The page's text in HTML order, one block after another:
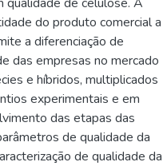
do produto comercial a
a diferenciação de
das empresas no mercado
e híbridos, multiplicados
experimentais e em
das etapas das
de qualidade da
de qualidade da